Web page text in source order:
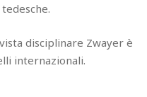
disciplinare Zwayer è
internazionali.